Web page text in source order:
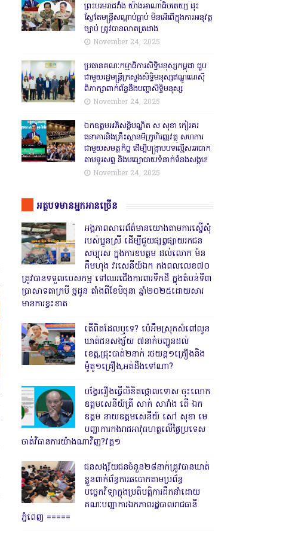
ព្រះបរមរាជវាំង យ៉ាងអាណាធិបតេយ្យ ដុះ
ស្លែតែមន្ត្រីសណ្តាប់ធ្នាប់ មិនអើពើក្នុងការអនុវត្ត
ច្បាប់ ត្រូវបានលាតត្រដាង
November 24, 2025
ប្រធានគណៈកម្មាធិការសិទ្ធិមនុស្សកម្ពុជា ជួប
ជាមួយរដ្ឋមន្ត្រីក្រសួងសិទ្ធិមនុស្សឥណ្ឌូណេស៊ី
ពិភាក្សាពាក់ព័ន្ធនឹងបញ្ហាសិទ្ធិមនុស្ស
November 24, 2025
ឯកឧត្តមអភិសន្តិបណ្ឌិត ស សុខា កៀរគរ
ធនាគារនិងគ្រឹះស្ថានមីក្រូហិរញ្ញវត្ថុ សហការ
ជាមួយសមត្ថកិច្ច ដើម្បីបង្ក្រាបបទល្មើសឆបោក
តាមទូរសព្ទ និងមធ្យោបាយទំនាក់ទំនងសង្គម!
November 24, 2025
អត្ថបទមានអ្នកអានច្រើន
អង្គភាពសារេព័ត៌មានយោងតាមការស្នើសុំ
របស់ប្អូនស្រី ដើម្បីជួយផ្សព្វផ្សាយរកជន
សប្បុរស ក្នុងការឧបត្ថម ដល់លោក ម៉ន
គឹមហុង វរសេនីយ៍ឯក កងពលលេខ៧០
ត្រូវបានទទួលបេសកម្ម ទៅឈរជើងការពារទឹកដី ក្នុងតំបន់ទី៣
ប្រាសាទតាក្របី ថ្មដូន តាំងពីខែមិថុនា ឆ្នាំ២០២៥ដោយសារ
មានការខ្វះខាត
តើពិតដែលឬទេ? ប៉េអឹមស្រុកសំពៅលូន
ឃាត់ជនសង្ស័យ ៧នាក់បញ្ជូនដល់
ខេត្ត,ជ្រុះបាត់២នាក់ រថយន្ត១គ្រឿងនិង
ម៉ូតូ១គ្រឿង,អត់ដឹងទៅណា?
បង្វែររឿងធ្វើលិខិតថ្កោលទោស ចុះលោក
ឧត្តមសេនីយ៍ត្រី សាក់ សារាំង តើ ឯក
ឧត្តម នាយឧត្តមសេនីយ៍ សៅ សុខា មេ
បញ្ជាការកងរាជអាវុធហត្ថលើផ្ទៃប្រទេស
ចាត់វិធានការយ៉ាងណាវិញ?វគ្គ១
ជនសង្ស័យជនចំនួន២៨នាក់ត្រូវបានឃាត់
ខ្លួនពាក់ព័ន្ធការឆបោកតាមប្រព័ន្ធ
បច្ចេកវិទ្យាក្នុងប្រតិបត្តិការដឹកនាំដោយ
គណៈបញ្ជាការឯកភាពរដ្ឋបាលរាជធានី
ភ្នំពេញ ‎=====